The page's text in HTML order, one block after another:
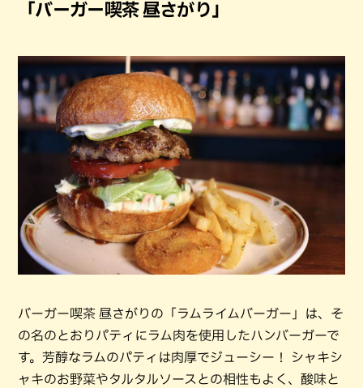
「バーガー喫茶 昼さがり」
バーガー喫茶 昼さがりの「ラムライムバーガー」は、そ
の名のとおりパティにラム肉を使用したハンバーガーで
す。芳醇なラムのパティは肉厚でジューシー！ シャキシ
ャキのお野菜やタルタルソースとの相性もよく、酸味と